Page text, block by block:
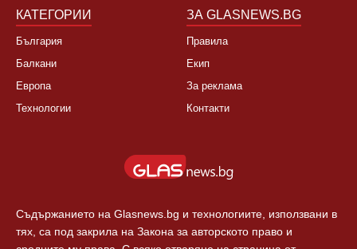
КАТЕГОРИИ
България
Балкани
Европа
Технологии
ЗА GLASNEWS.BG
Правила
Екип
За реклама
Контакти
Съдържанието на Glasnews.bg и технологиите, използвани в
тях, са под закрила на Закона за авторското право и